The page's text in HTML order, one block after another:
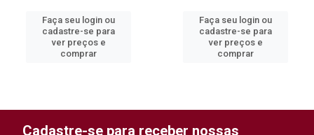
Faça seu login ou
cadastre-se para
ver preços e
comprar
Faça seu login ou
cadastre-se para
ver preços e
comprar
Cadastre-se para receber nossas